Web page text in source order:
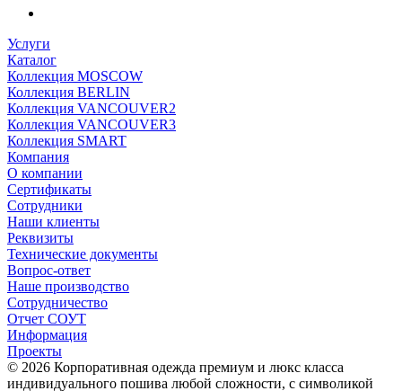
Услуги
Каталог
Коллекция MOSCOW
Коллекция BERLIN
Коллекция VANCOUVER2
Коллекция VANCOUVER3
Коллекция SMART
Компания
О компании
Сертификаты
Сотрудники
Наши клиенты
Реквизиты
Технические документы
Вопрос-ответ
Наше производство
Сотрудничество
Отчет СОУТ
Информация
Проекты
© 2026 Корпоративная одежда премиум и люкс класса
индивидуального пошива любой сложности, с символикой